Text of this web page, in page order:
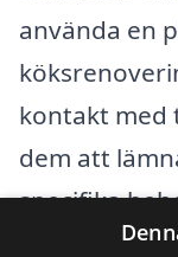
använda en
kontakt med
dem att
specifika